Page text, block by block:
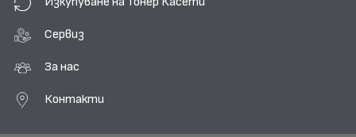
Сервиз
За нас
Контакти